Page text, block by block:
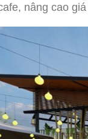
nâng cao